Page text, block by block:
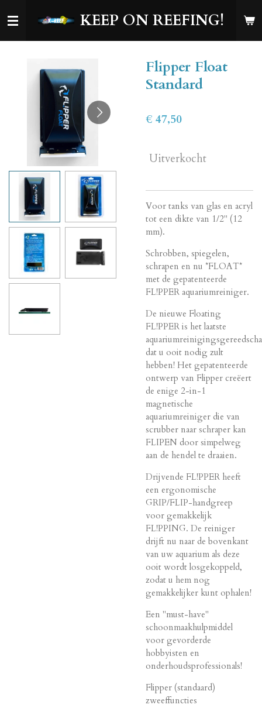
direct
KEEP ON REEFING!
Flipper Float
Standard
€ 47,50
Uitverkocht
Voor tanks van glas en acryl
tot een dikte van 1/2" (12
mm).
Schrobben, spiegelen,
schrapen en nu *FLOAT*
met de gepatenteerde
FL!PPER aquariumreiniger.
De nieuwe Floating
FL!PPER is het laatste
dat u ooit nodig zult
hebben! Het gepatenteerde
ontwerp van Flipper creëert
de enige 2-in-1
magnetische
aquariumreiniger die van
scrubber naar schraper kan
FLIPEN door simpelweg
aan de hendel te draaien.
Drijvende FL!PPER heeft
een ergonomische
GRIP/FLIP-handgreep
voor gemakkelijk
FL!PPING. De reiniger
drijft nu naar de bovenkant
van uw aquarium als deze
ooit wordt losgekoppeld,
zodat u hem nog
gemakkelijker kunt ophalen!
Een "must-have"
schoonmaakhulpmiddel
voor gevorderde
hobbyisten en
onderhoudsprofessionals!
Flipper (standaard)
zweeffuncties